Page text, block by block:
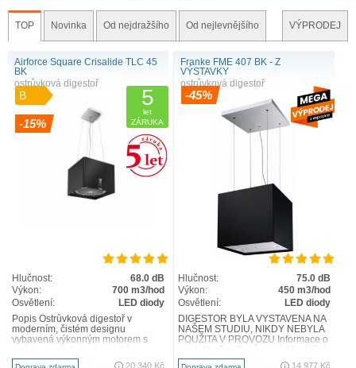
TOP Novinka Od nejdražšího Od nejlevnějšího VÝPRODEJ
Airforce Square Crisalide TLC 45
BK
ostrůvková digestoř
B
-15%
5
let
ZÁRUKA
Hlučnost:
68.0 dB
Výkon:
700 m3/hod
Osvětlení:
LED diody
Popis Ostrůvková digestoř v
moderním, čistém designu
vybavená výkonným motorem s
energie. TIP: digestoř lze bezdráto..
20 340 Kč
Franke FME 407 BK - Z
VÝSTAVKY
ostrůvková digestoř
-45%
Hlučnost:
75.0 dB
Výkon:
450 m3/hod
Osvětlení:
LED diody
DIGESTOŘ BYLA VYSTAVENA NA
NAŠEM STUDIU, NIKDY NEBYLA
POUŽITA V PROVOZU Informace o
šířka v cm 40.00 cm Po..
14 977 Kč